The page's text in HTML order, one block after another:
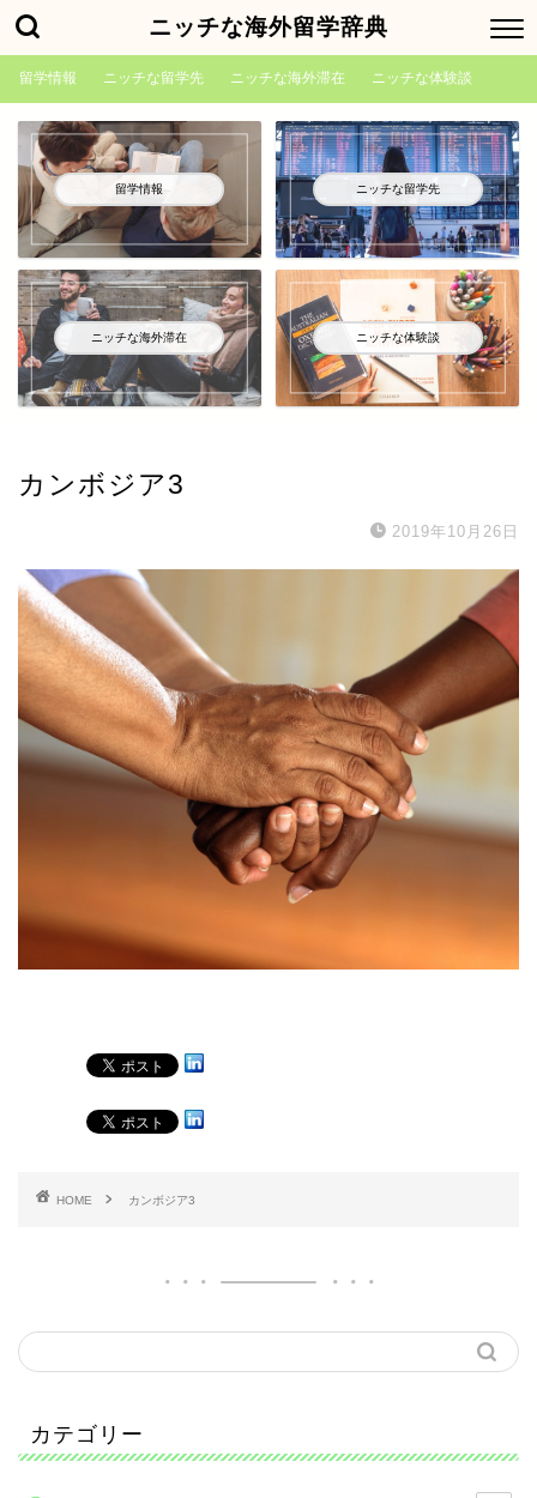
ニッチな海外留学辞典
留学情報 ニッチな留学先 ニッチな海外滞在 ニッチな体験談
留学情報 ニッチな留学先
ニッチな海外滞在 ニッチな体験談
カンボジア3
2019年10月26日
HOME カンボジア3
カテゴリー